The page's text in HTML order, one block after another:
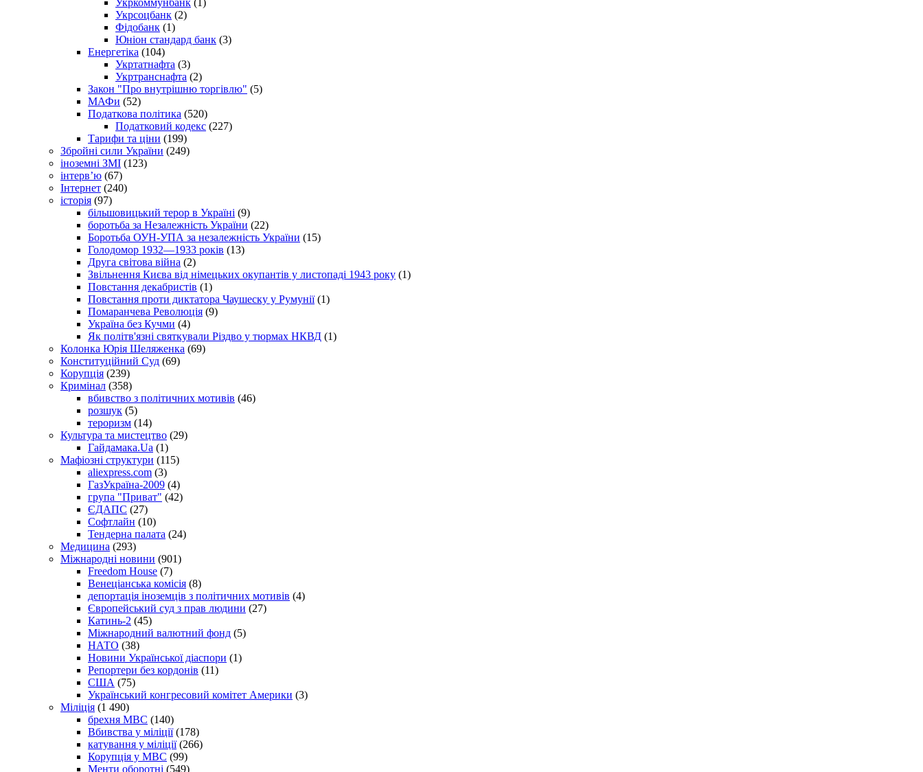
Укрсоцбанк (2)
Фідобанк (1)
Юніон стандард банк (3)
Енергетіка (104)
Укртатнафта (3)
Укртранснафта (2)
Закон "Про внутрішню торгівлю" (5)
МАФи (52)
Податкова політика (520)
Податковий кодекс (227)
Тарифи та ціни (199)
Збройні сили України (249)
іноземні ЗМІ (123)
інтерв’ю (67)
Інтернет (240)
історія (97)
більшовицький терор в Україні (9)
боротьба за Незалежність України (22)
Боротьба ОУН-УПА за незалежність України (15)
Голодомор 1932—1933 років (13)
Друга світова війна (2)
Звільнення Києва від німецьких окупантів у листопаді 1943 року (1)
Повстання декабристів (1)
Повстання проти диктатора Чаушеску у Румунії(1)
Помаранчева Революція (9)
Україна без Кучми (4)
Як політв'язні святкували Різдво у тюрмах НКВД (1)
Колонка Юрія Шеляженка (69)
Конституційний Суд (69)
Корупція (239)
Кримінал (358)
вбивство з політичних мотивів (46)
розшук (5)
тероризм (14)
Культура та мистецтво (29)
Гайдамака.Ua (1)
Мафіозні структури (115)
aliexpress.com (3)
ГазУкраїна-2009 (4)
група "Приват" (42)
ЄДАПС (27)
Софтлайн (10)
Тендерна палата (24)
Медицина (293)
Міжнародні новини (901)
Freedom House (7)
Венеціанська комісія (8)
депортація іноземців з політичних мотивів (4)
Європейський суд з прав людини (27)
Катинь-2 (45)
Міжнародний валютний фонд (5)
НАТО (38)
Новини Української діаспори (1)
Репортери без кордонів (11)
США (75)
Український конгресовий комітет Америки (3)
Міліція (1 490)
брехня МВС (140)
Вбивства у міліції(178)
катування у міліції(266)
Корупція у МВС (99)
Менти оборотні (549)